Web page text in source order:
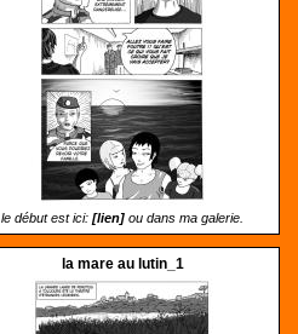
le début est ici:[lien] ou dans ma galerie.
la mare au lutin_1